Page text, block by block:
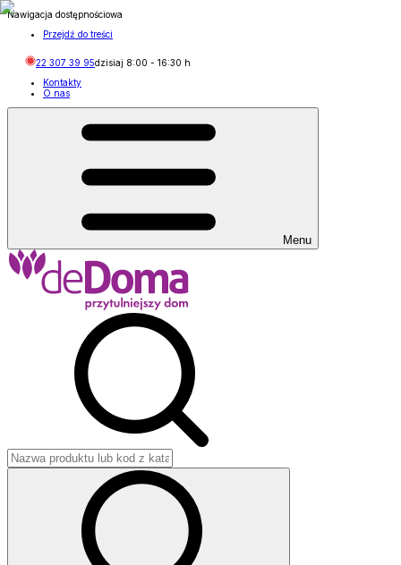
Nawigacja dostępnościowa
Przejdź do treści
22 307 39 95dzisiaj 8:00 - 16:30 h
Kontakty
O nas
Menu